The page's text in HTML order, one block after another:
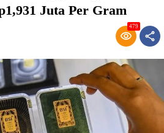
Juta Per Gram
479